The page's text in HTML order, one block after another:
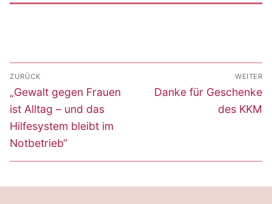
Beitragsnavigation
ZURÜCK
Vorheriger
Beitrag:
„Gewalt gegen Frauen
ist Alltag – und das
Hilfesystem bleibt im
Notbetrieb“
WEITER
Nächster
Danke für Geschenke
des KKM